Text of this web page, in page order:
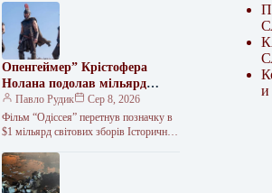
Опенгеймер” Крістофера
Нолана подолав мільярд
доларів зборів
Павло Рудик
Сер 8, 2026
Фільм “Одіссея” перетнув позначку в
$1 мільярд світових зборів Історична
зібрала понад 1 мільярд доларів
США…
и